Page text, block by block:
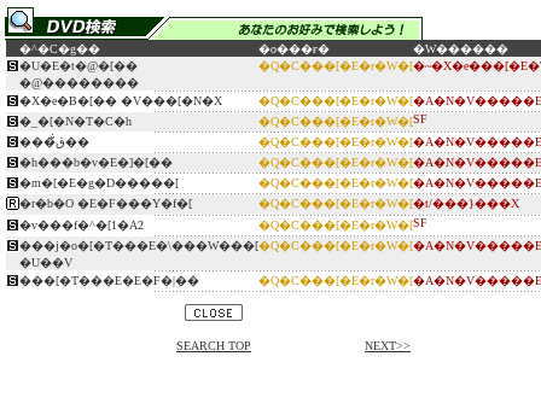
�^�C�g�� �o���ғ�
�W������
�U�E�t�@�[��
�@��������
�Q�C���[�E�r�W�[
�X�e�B�[�� �V���[�N�X �Q�C���[�E�r�W�[
�_�[�N�T�C�h
�Q�C���[�E�r�W�[SF
���ق̐��
�Q�C���[�E�r�W�[
�h���b�v�E�]�[��
�Q�C���[�E�r�W�[
�m�[�E�g�D�����[
�Q�C���[�E�r�W�[
�r�b�O �E�F���Y�f�[
�Q�C���[�E�r�W�[�t/���}���X
�v���f�^�[1�A2
�Q�C���[�E�r�W�[SF
���j�o�[�T���E�\���W���[
�U��V
�Q�C���[�E�r�W�[
���[�T���E�E�F�|�� �Q�C���[�E�r�W�[
SEARCH TOP NEXT>>